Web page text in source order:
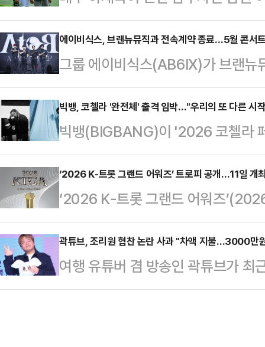
을 발견했다는 사실을 전해 눈길을
망서비스(SNS)를 통해 "며칠 전 사
발견해 잘 모시고 나왔다"고 알린
라며 애도했다.속초해양경찰서에
난 7일 대포항 동쪽 1.5km 해상에
경은 선내에 있던 선원 1명은 구조
이었다.이후…
에이비식스, 브랜뉴뮤직과 전속계약 종료…5월 콘서
그룹 에이비식스(AB6IX)가 브랜뉴
뮤직은 10일 공식 입장을 통해
온 에이비식스의 전속계약이 5월
식스의 단체 활동은 멤버들과의
‘2026 에이비식스 콘서트 ‘식스
TO SEVEN’)을 끝으로 잠시 휴식
계약 관련 논의는 이어가고 있다고
빅뱅, 코첼라 '완전체' 출격 임박…"우리의 또 다른 시
빅뱅(BIGBANG)이 '2026 코첼라
벌 투어의 본격적인 예열에 돌입한
간) 미국 캘리포니아 인디오에서 열
첼라 밸리 뮤직 앤드 아츠 페스
Festival, 이하 '코첼라')의 대형 무
Theatre)에 올라 약 60분간 공연
만큼, 완전체 빅뱅의 귀환을 향한
‘2026 K-트롯 그랜드 어워즈’ 트로피 공개…11일 개
‘2026 K-트롯 그랜드 어워즈
일 공식 트로피를 공개했다.이번에
은 육각형 형태의 디자인으로 만들
트로피는 그 자체로 아티스트의 땀
급 라인업과 공정한 심사를 통해 선
곽튜브, 조리원 협찬 논란 사과 "차액 지불…3000만
여행 유튜버 겸 방송인 곽튜브가 최
사과했다.10일 곽튜브는 자신의 유